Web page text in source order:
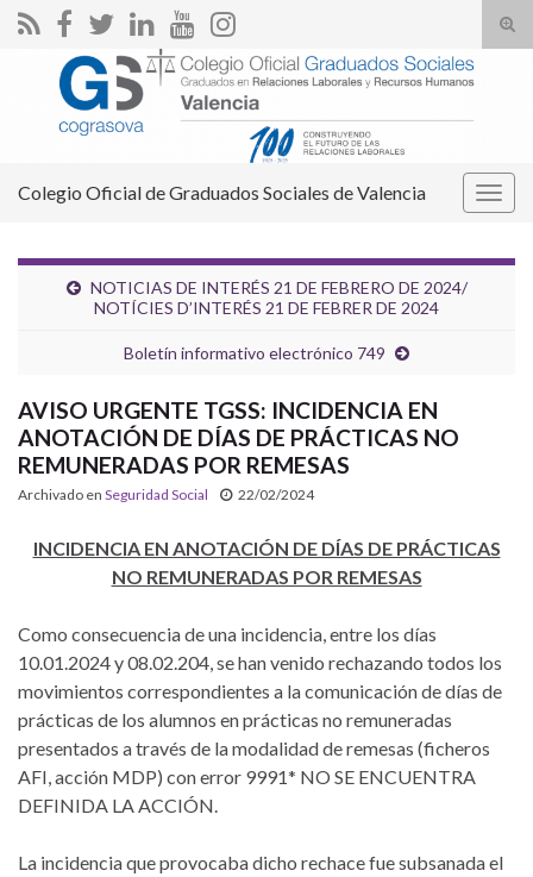
el
Search for:
Colegio Oficial de Graduados Sociales de Valencia
NOTICIAS DE INTERÉS 21 DE FEBRERO DE 2024/
NOTÍCIES D’INTERÉS 21 DE FEBRER DE 2024
Boletín informativo electrónico 749
AVISO URGENTE TGSS: INCIDENCIA EN
ANOTACIÓN DE DÍAS DE PRÁCTICAS NO
REMUNERADAS POR REMESAS
Archivado en Seguridad Social 22/02/2024
INCIDENCIA EN ANOTACIÓN DE DÍAS DE PRÁCTICAS
NO REMUNERADAS POR REMESAS
Como consecuencia de una incidencia, entre los días
10.01.2024 y 08.02.204, se han venido rechazando todos los
movimientos correspondientes a la comunicación de días de
prácticas de los alumnos en prácticas no remuneradas
presentados a través de la modalidad de remesas (ficheros
AFI, acción MDP) con error 9991* NO SE ENCUENTRA
DEFINIDA LA ACCIÓN.
La incidencia que provocaba dicho rechace fue subsanada el